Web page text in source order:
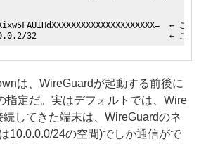
← ここ
32 ← このクライアント
は、WireGuardが起動する前後に
指定だ。実はデフォルトでは、Wire
してきた端末は、WireGuardのネ
10.0.0.0/24の空間)でしか通信がで